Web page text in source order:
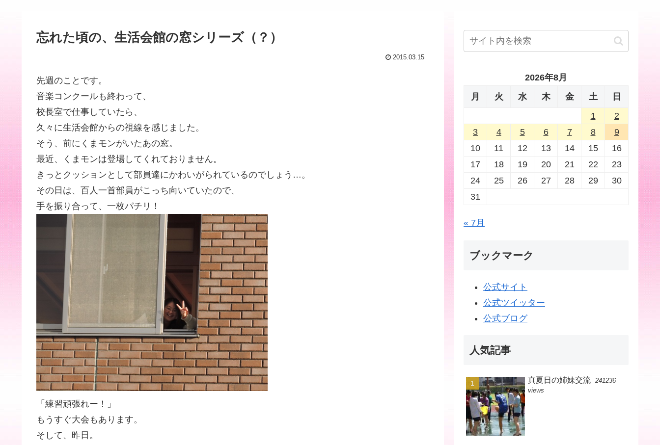
忘れた頃の、生活会館の窓シリーズ（？）
2015.03.15
先週のことです。
音楽コンクールも終わって、
校長室で仕事していたら、
久々に生活会館からの視線を感じました。
そう、前にくまモンがいたあの窓。
最近、くまモンは登場してくれておりません。
きっとクッションとして部員達にかわいがられているのでしょう…。
その日は、百人一首部員がこっち向いていたので、
手を振り合って、一枚パチリ！
「練習頑張れー！」
もうすぐ大会もあります。
そして、昨日。
2026年8月
月
火 水 木 金 土
日
1
2
3
4 5 6 7 8
9
10
11 12 13 14 15
16
17
18 19 20 21 22
23
24
25 26 27 28 29
30
31
« 7月
ブックマーク
公式サイト
公式ツイッター
公式ブログ
人気記事
真夏日の姉妹交流 241236
views